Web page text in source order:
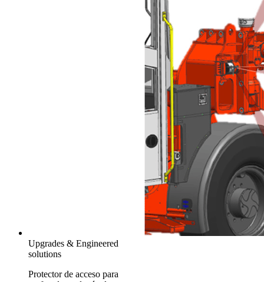
Upgrades & Engineered
solutions
Protector de acceso para